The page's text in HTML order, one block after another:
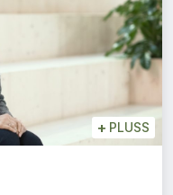
+ PLUSS